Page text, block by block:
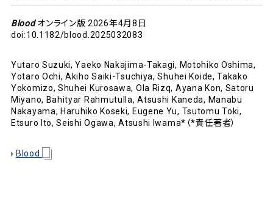
Bloodオンライン版 2026年4月8日
doi:10.1182/blood.2025032083
Yutaro Suzuki, Yaeko Nakajima-Takagi, Motohiko Oshima,
Yotaro Ochi, Akiho Saiki-Tsuchiya, Shuhei Koide, Takako
Yokomizo, Shuhei Kurosawa, Ola Rizq, Ayana Kon, Satoru
Miyano, Bahityar Rahmutulla, Atsushi Kaneda, Manabu
Nakayama, Haruhiko Koseki, Eugene Yu, Tsutomu Toki,
Etsuro Ito, Seishi Ogawa, Atsushi Iwama*（*責任著者）
Blood